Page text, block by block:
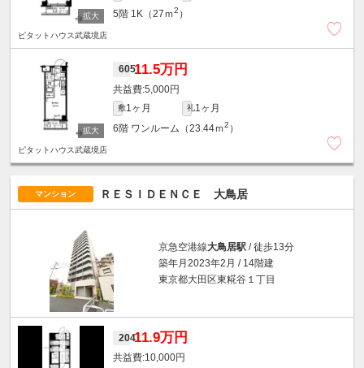
5階 1K（27ｍ2 ）
ピタットハウス武蔵境店
60511.5万円
5,000円
敷1ヶ月 礼1ヶ月
6階 ワンルーム（23.44ｍ2 ）
ピタットハウス武蔵境店
マンション ＲＥＳＩＤＥＮＣＥ 大鳥居
京急空港線大鳥居駅 / 徒歩13分
築年月2023年2月 / 14階建
東京都大田区東糀谷１丁目
20411.9万円
10,000円